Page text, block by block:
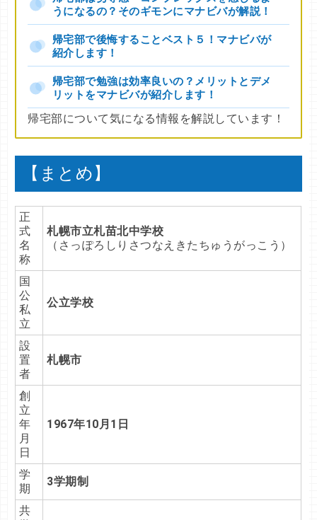
うになるの？そのギモンにマナビバが解説！
帰宅部で後悔することベスト５！マナビバが
紹介します！
帰宅部で勉強は効率良いの？メリットとデメ
リットをマナビバが紹介します！
帰宅部について気になる情報を解説しています！
【まとめ】
正
式
名
称
札幌市立札苗北中学校
（さっぽろしりさつなえきたちゅうがっこう）
国
公
私
立
公立学校
設
置
者
札幌市
創
立
年
月
日
1967年10月1日
学
期
3学期制
共